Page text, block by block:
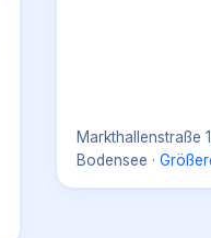
Markthallenstraße
Bodensee ·